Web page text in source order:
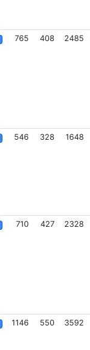
765 408 2485
546 328 1648
710 427 2328
1146 550 3592